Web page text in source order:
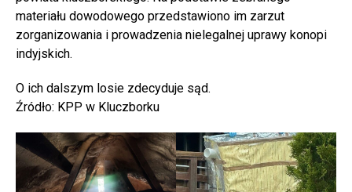
materiału dowodowego przedstawiono im zarzut
zorganizowania i prowadzenia nielegalnej uprawy konopi
indyjskich.
O ich dalszym losie zdecyduje sąd.
Źródło: KPP w Kluczborku